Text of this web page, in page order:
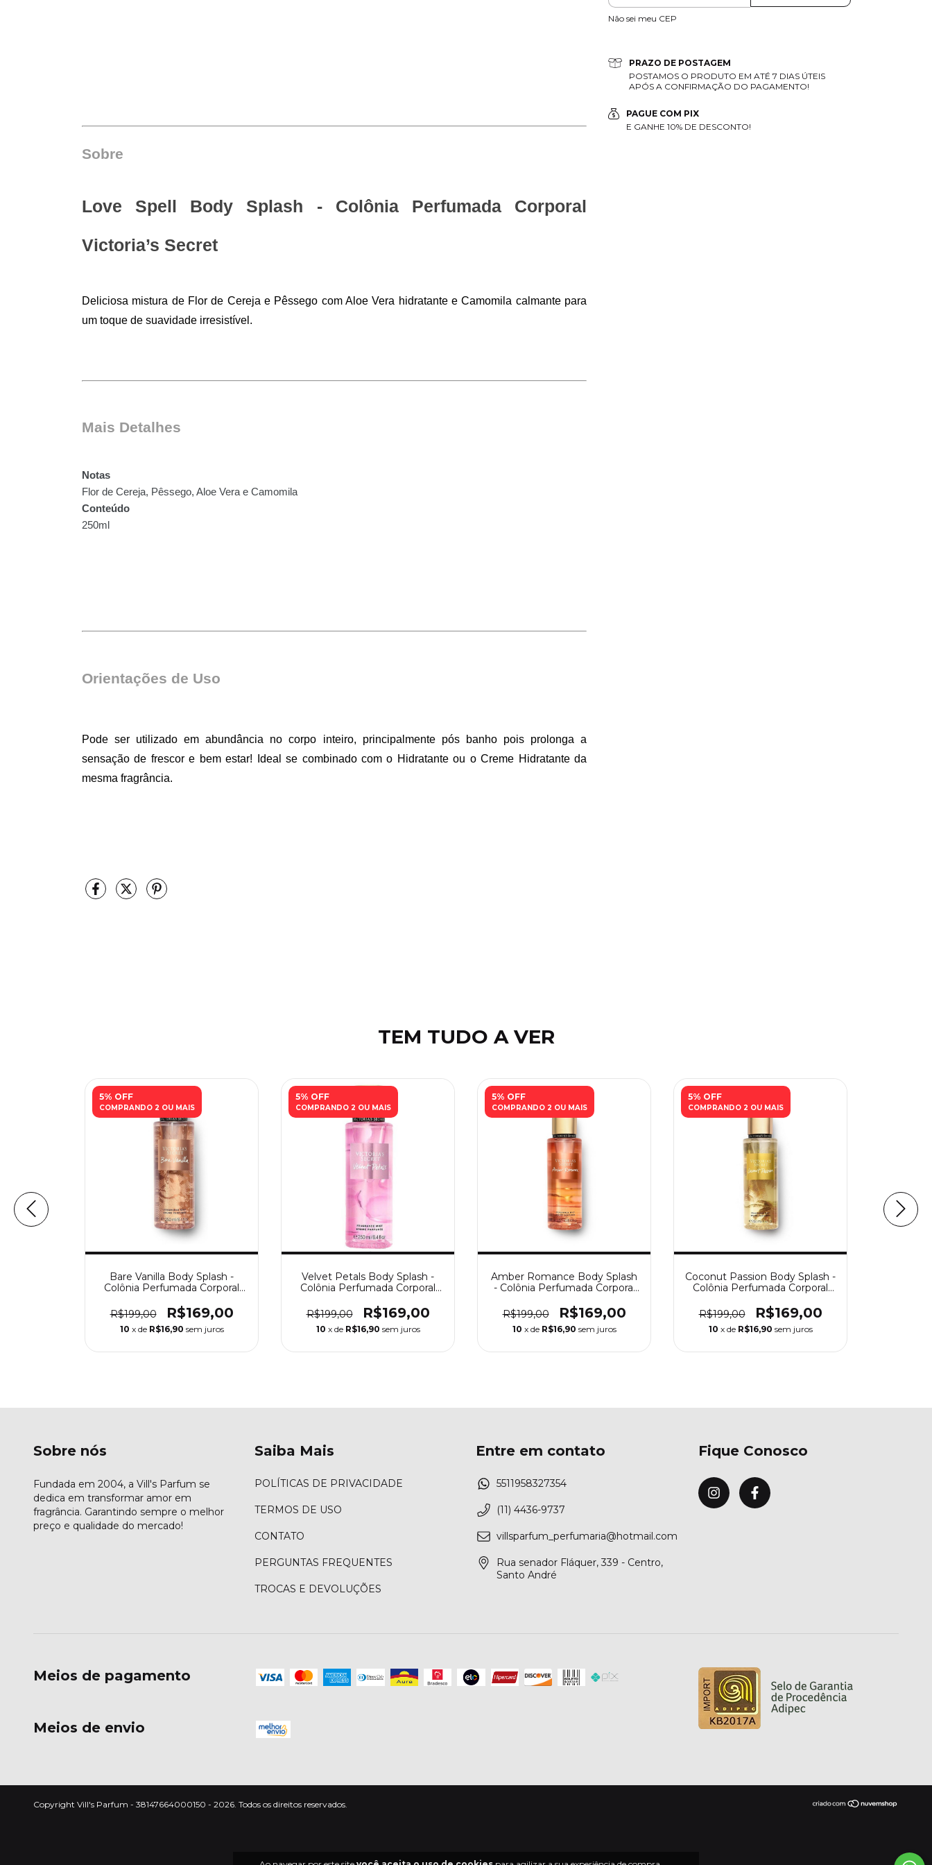
Sobre
Love Spell Body Splash - Colônia Perfumada Corporal
Victoria’s Secret
Deliciosa mistura de Flor de Cereja e Pêssego com Aloe Vera hidratante e Camomila calmante para
um toque de suavidade irresistível.
Mais Detalhes
Notas
Flor de Cereja, Pêssego, Aloe Vera e Camomila
Conteúdo
250ml
Orientações de Uso
Pode ser utilizado em abundância no corpo inteiro, principalmente pós banho pois prolonga a
sensação de frescor e bem estar! Ideal se combinado com o Hidratante ou o Creme Hidratante da
mesma fragrância.
Não sei meu CEP
PRAZO DE POSTAGEM
POSTAMOS O PRODUTO EM ATÉ 7 DIAS ÚTEIS
APÓS A CONFIRMAÇÃO DO PAGAMENTO!
PAGUE COM PIX
E GANHE 10% DE DESCONTO!
TEM TUDO A VER
5% OFF
COMPRANDO 2 OU MAIS
Bare Vanilla Body Splash -
Colônia Perfumada Corporal
R$199,00
R$169,00
10 x de R$16,90 sem juros
5% OFF
COMPRANDO 2 OU MAIS
Velvet Petals Body Splash -
Colônia Perfumada Corporal
R$199,00
R$169,00
10 x de R$16,90 sem juros
5% OFF
COMPRANDO 2 OU MAIS
Amber Romance Body Splash
- Colônia Perfumada Corporal
R$199,00
R$169,00
10 x de R$16,90 sem juros
5% OFF
COMPRANDO 2 OU MAIS
Coconut Passion Body Splash -
Colônia Perfumada Corporal
R$199,00
R$169,00
10 x de R$16,90 sem juros
Sobre nós
Fundada em 2004, a Vill's Parfum se
dedica em transformar amor em
fragrância. Garantindo sempre o melhor
preço e qualidade do mercado!
Saiba Mais
POLÍTICAS DE PRIVACIDADE
TERMOS DE USO
CONTATO
PERGUNTAS FREQUENTES
TROCAS E DEVOLUÇÕES
Entre em contato
5511958327354
(11) 4436-9737
villsparfum_perfumaria@hotmail.com
Rua senador Fláquer, 339 - Centro,
Santo André
Fique Conosco
Meios de pagamento
Meios de envio
Copyright Vill's Parfum - 38147664000150 - 2026. Todos os direitos reservados.